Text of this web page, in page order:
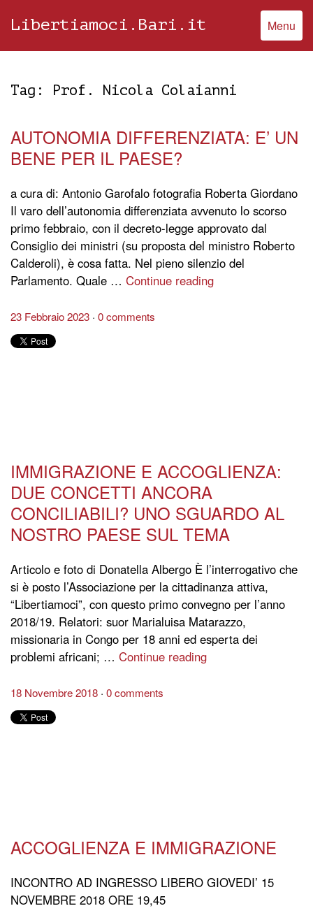
Libertiamoci.Bari.it Menu
Tag: Prof. Nicola Colaianni
AUTONOMIA DIFFERENZIATA: E’ UN
BENE PER IL PAESE?
a cura di: Antonio Garofalo fotografia Roberta Giordano
Il varo dell’autonomia differenziata avvenuto lo scorso
primo febbraio, con il decreto-legge approvato dal
Consiglio dei ministri (su proposta del ministro Roberto
Calderoli), è cosa fatta. Nel pieno silenzio del
Parlamento. Quale … Continue reading
23 Febbraio 2023 0 comments
IMMIGRAZIONE E ACCOGLIENZA:
DUE CONCETTI ANCORA
CONCILIABILI? UNO SGUARDO AL
NOSTRO PAESE SUL TEMA
Articolo e foto di Donatella Albergo È l’interrogativo che
si è posto l’Associazione per la cittadinanza attiva,
“Libertiamoci”, con questo primo convegno per l’anno
2018/19. Relatori: suor Marialuisa Matarazzo,
missionaria in Congo per 18 anni ed esperta dei
problemi africani; … Continue reading
18 Novembre 2018 0 comments
ACCOGLIENZA E IMMIGRAZIONE
INCONTRO AD INGRESSO LIBERO GIOVEDI’ 15
NOVEMBRE 2018 ORE 19,45